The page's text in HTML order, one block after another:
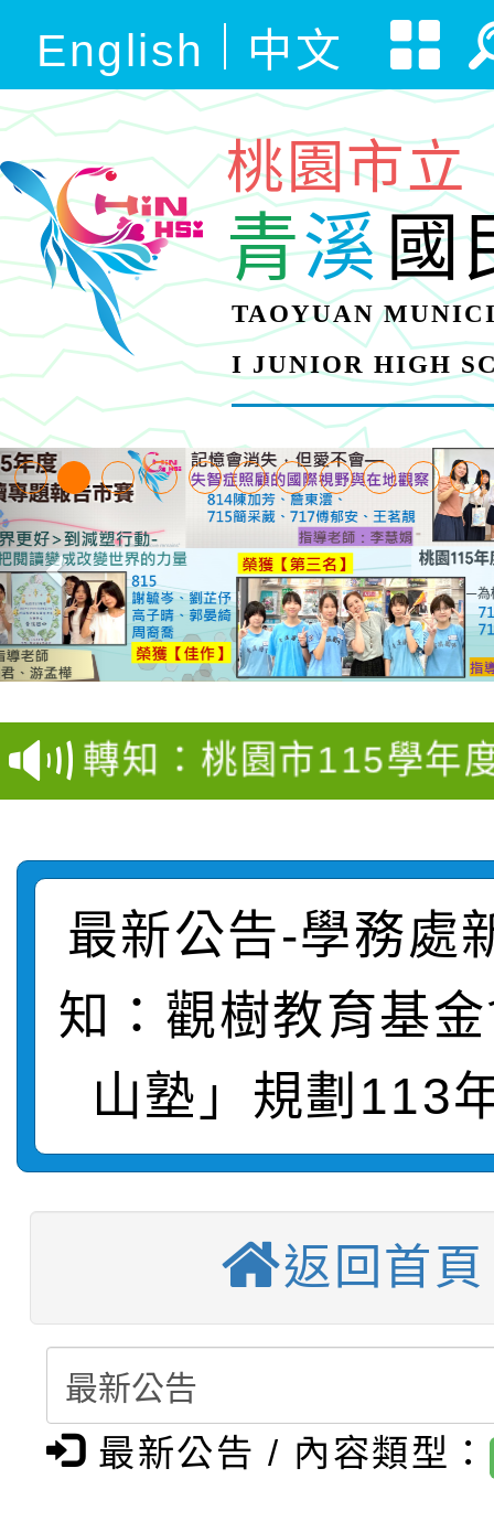
English 中文
桃園市立
青溪國
TAOYUAN
I JUNIOR HIGH
【甄選結果(第4招)】
學年度第1學期第9次代
結果(第4招)
【甄選結果(第12招)】
學年度第1學期第7次代
結果(第12招)
轉知：桃園市115學年
賽及師生本土語及新住
賽實施要點
轉知：「桃園市115學
比賽實施要點」
轉知：「115年金融知
動辦法」
轉知臺中市政府政風處
城市手牽手，綠能透明
畫影片一案
轉知：「115學年度全
劇比賽實施要點」及修
表
轉知：桃園市115年度
敬師藝文競賽』實施計
【甄選結果(第11招)】
學年度第1學期第7次代
結果(第11招)
【甄選結果(第3招)】
學年度第1學期第9次
結果(第3招)
【甄選結果(第4招)】
學年度第1學期第9次
結果(第4招)
【甄選結果(第12招)】
學年度第1學期第7次代
結果(第12招)
轉知：桃園市115學年
賽及師生本土語及新住
賽實施要點
轉知：「桃園市115學
比賽實施要點」
轉知：「115年金融知
最新公告-學務處
知：觀樹教育基
山塾」規劃113
返回首頁
最新公告 / 內容類型：